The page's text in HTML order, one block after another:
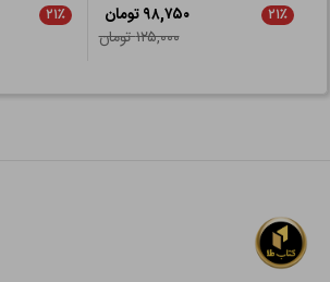
۲۱٪
۹۸,۷۵۰ تومان
۱۲۵,۰۰۰ تومان
۲۱٪